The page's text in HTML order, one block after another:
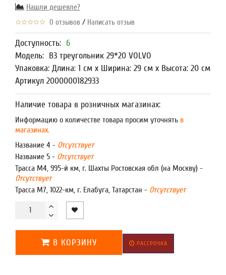
Нашли дешевле?
0 отзывов / Написать отзыв
Доступность: 6
Модель: В3 треугольник 29*20 VOLVO
Упаковка: Длина: 1 см x Ширина: 29 см x Высота: 20 см
Артикул 2000000182933
Наличие товара в розничных магазинах:
Информацию о количестве товара просим уточнять в
магазинах.
Название 4 - Отсутствует
Название 5 - Отсутствует
Трасса М4, 995-й км, г. Шахты Ростовская обл (на Москву) -
Отсутствует
Трасса М7, 1022-км, г. Елабуга, Татарстан - Отсутствует
В КОРЗИНУ РАССРОЧКА